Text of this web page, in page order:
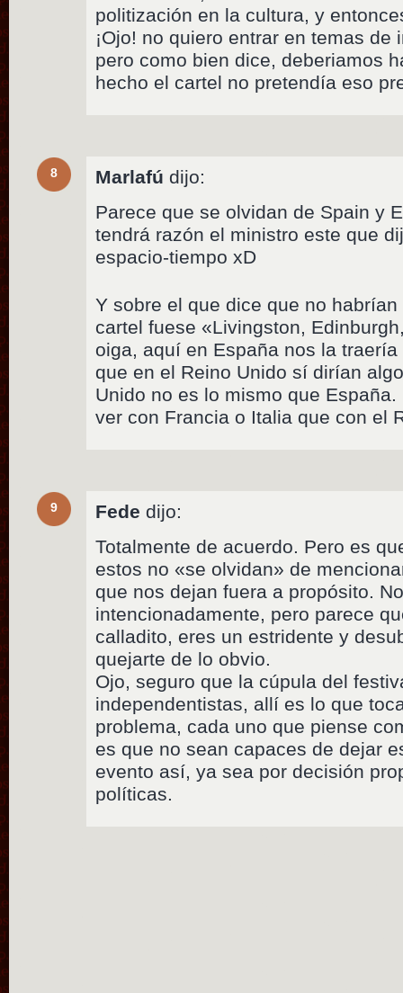
politización en la cultura, y
¡Ojo! no quiero entrar en temas
pero como bien dice, deberiamos
hecho el cartel no pretendía eso
8 Marlafú dijo:
Parece que se olvidan de Spain y
tendrá razón el ministro este que
espacio-tiempo xD
Y sobre el que dice que no
cartel fuese «Livingston,
oiga, aquí en España nos la
que en el Reino Unido sí dirían
Unido no es lo mismo que
ver con Francia o Italia que con el
9 Fede dijo:
Totalmente de acuerdo. Pero es
estos no «se olvidan» de
que nos dejan fuera a propósito.
intencionadamente, pero parece
calladito, eres un estridente y
quejarte de lo obvio.
Ojo, seguro que la cúpula del
independentistas, allí es lo que
problema, cada uno que piense
es que no sean capaces de dejar
evento así, ya sea por decisión
políticas.